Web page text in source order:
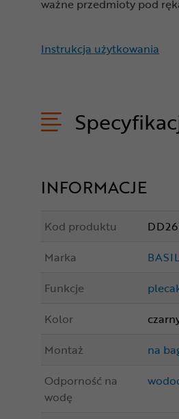
ważne przedmioty pod
Instrukcja użytkowania
INFORMACJE
Kod produktu
Marka
BASIL
Funkcje
Kolor
Montaż
na
Odporność na
wodę